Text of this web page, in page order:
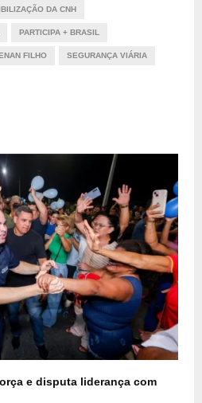
DA CNH
PARTICIPA + BRASIL
FILHO SEGURANÇA VIÁRIA
e disputa liderança com